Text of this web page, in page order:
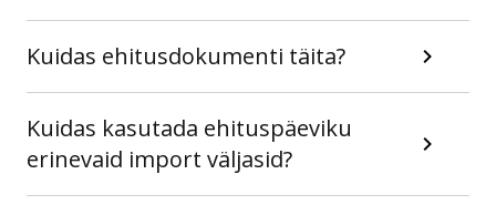
Kuidas ehitusdokumenti täita?
Kuidas kasutada ehituspäeviku
erinevaid import väljasid?